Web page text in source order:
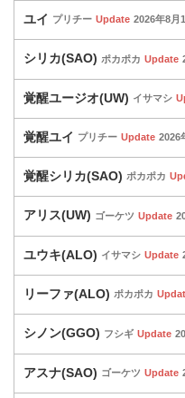
ユイ プリチー Update 2026年8月
シリカ(SAO) ポカポカ Update
覚醒ユージオ(UW) イサマシ
覚醒ユイ プリチー Update 2026
覚醒シリカ(SAO) ポカポカ
アリス(UW) ゴーケツ Update
ユウキ(ALO) イサマシ Update
リーファ(ALO) ポカポカ
シノン(GGO) フシギ Update
アスナ(SAO) ゴーケツ Update